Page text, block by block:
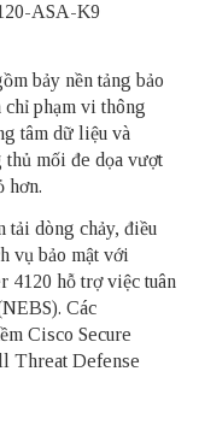
ASA-K9
bảy nền tảng bảo
phạm vi thông
tâm dữ liệu và
thủ mối đe dọa vượt
hơn.
dòng chảy, điều
vụ bảo mật với
4120 hỗ trợ việc tuân
Các
Cisco Secure
Threat Defense